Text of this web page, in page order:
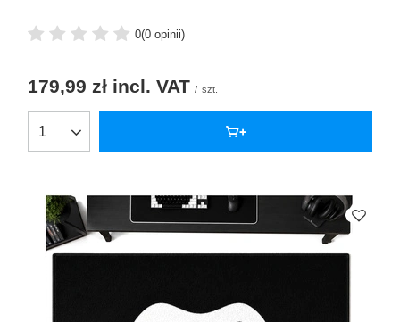
0(0 opinii)
179,99 zł incl. VAT / szt.